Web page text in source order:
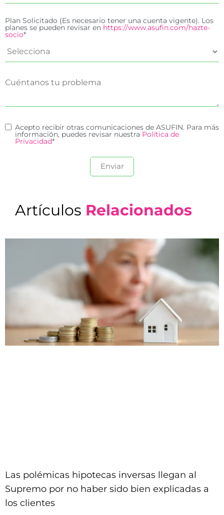
Plan Solicitado (Es necesario tener una cuenta vigente). Los
planes se pueden revisar en https://www.asufin.com/hazte-
socio*
Acepto recibir otras comunicaciones de ASUFIN. Para más
información, puedes revisar nuestra Política de
Privacidad*
Artículos Relacionados
Las polémicas hipotecas inversas llegan al
Supremo por no haber sido bien explicadas a
los clientes